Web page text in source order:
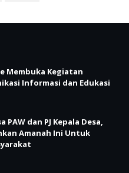
Membuka Kegiatan
Informasi dan Edukasi
PAW dan PJ Kepala Desa,
Amanah Ini Untuk